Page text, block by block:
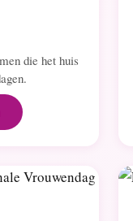
die het huis